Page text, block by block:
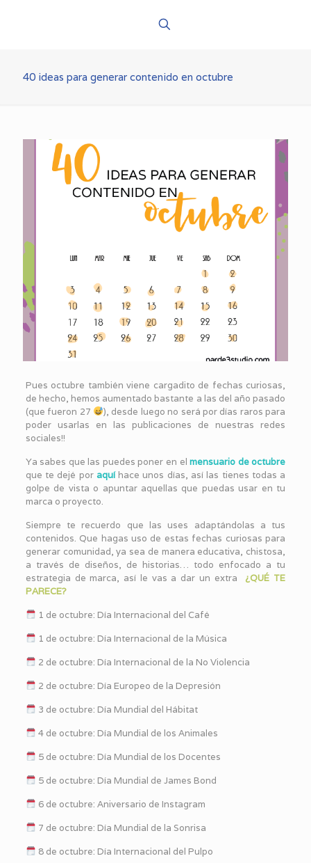
40 ideas para generar contenido en octubre
Pues octubre también viene cargadito de fechas curiosas,
de hecho, hemos aumentado bastante a las del año pasado
(que fueron 27
), desde luego no será por días raros para
poder usarlas en las publicaciones de nuestras redes
sociales!!
Ya sabes que las puedes poner en el mensuario de octubre
que te dejé por aquíhace unos días, así las tienes todas a
golpe de vista o apuntar aquellas que puedas usar en tu
marca o proyecto.
Siempre te recuerdo que las uses adaptándolas a tus
contenidos. Que hagas uso de estas fechas curiosas para
generar comunidad, ya sea de manera educativa, chistosa,
a través de diseños, de historias… todo enfocado a tu
estrategia de marca, así le vas a dar un extra ¿QUÉ TE
PARECE?
1 de octubre: Día Internacional del Café
1 de octubre: Día Internacional de la Música
2 de octubre: Día Internacional de la No Violencia
2 de octubre: Día Europeo de la Depresión
3 de octubre: Día Mundial del Hábitat
4 de octubre: Día Mundial de los Animales
5 de octubre: Día Mundial de los Docentes
5 de octubre: Día Mundial de James Bond
6 de octubre: Aniversario de Instagram
7 de octubre: Día Mundial de la Sonrisa
8 de octubre: Día Internacional del Pulpo